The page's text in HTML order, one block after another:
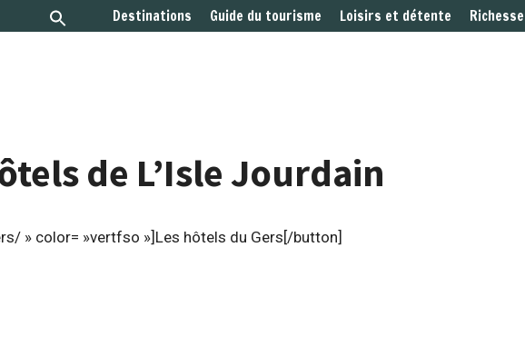
Destinations Guide du tourisme Loisirs et détente
de L’Isle Jourdain
» color= »vertfso »]Les hôtels du Gers[/button]